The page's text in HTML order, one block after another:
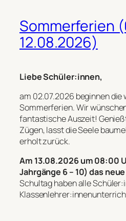
Sommerferien
12.08.2026)
Liebe Schüler:innen,
am 02.07.2026 beginnen
Sommerferien. Wir
fantastische Auszeit!
Zügen, lasst die Seele
erholt zurück.
Am 13.08.2026 um 08:00
Jahrgänge 6 – 10) das
Schultag haben alle